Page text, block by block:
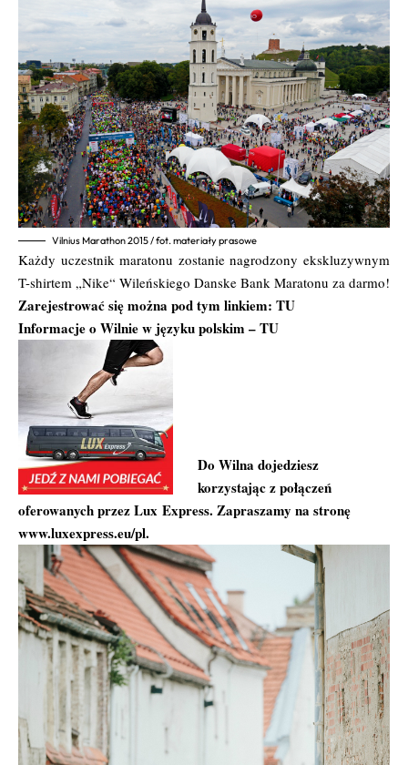
Vilnius Marathon 2015 / fot. materiały prasowe
Każdy uczestnik maratonu zostanie nagrodzony ekskluzywnym
T-shirtem „Nike“ Wileńskiego Danske Bank Maratonu za darmo!
Zarejestrować się można pod tym linkiem: TU
Informacje o Wilnie w języku polskim –TU
Do Wilna dojedziesz
korzystając z połączeń
oferowanych przez Lux Express. Zapraszamy na stronę
www.luxexpress.eu/pl.